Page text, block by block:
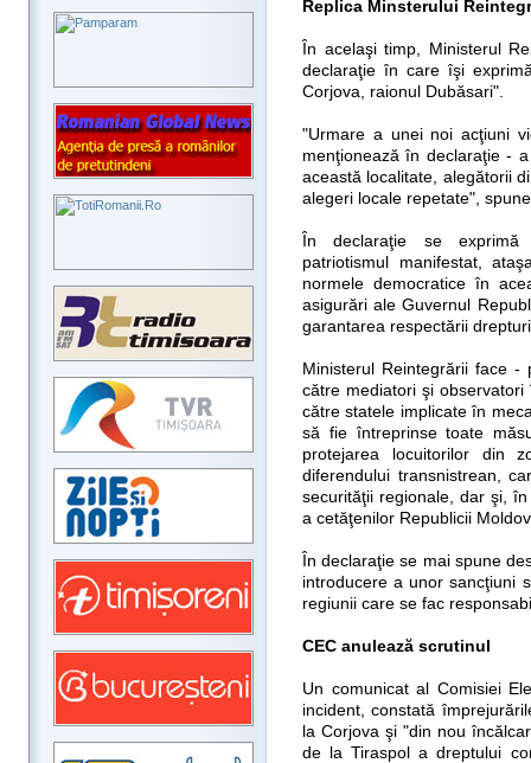
Replica Minsterului
În acelaşi timp, Ministerul
declaraţie în care îşi
Corjova, raionul Dubăsari".
"Urmare a unei noi acţiuni
menţionează în declaraţie -
această localitate, alegătorii
alegeri locale repetate",
În declaraţie se exprimă
patriotismul manifestat,
normele democratice în
asigurări ale Guvernul
garantarea respectării
Ministerul Reintegrării face
către mediatori şi
către statele implicate în
să fie întreprinse toate
protejarea locuitorilor din
diferendului transnistrean,
securităţii regionale, dar şi,
a cetăţenilor Republicii
În declaraţie se mai spune
introducere a unor sancţiuni
regiunii care se fac
CEC anulează scrutinul
Un comunicat al Comisiei
incident, constată
la Corjova şi "din nou
de la Tiraspol a dreptului